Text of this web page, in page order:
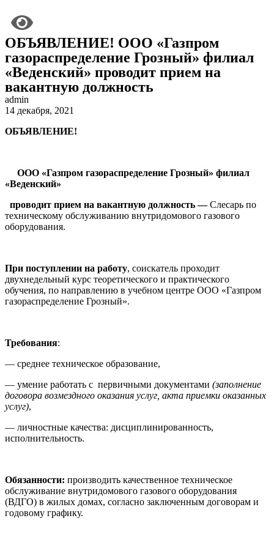
ОБЪЯВЛЕНИЕ! ООО «Газпром
газораспределение Грозный» филиал
«Веденский» проводит прием на
вакантную должность
admin
14 декабря, 2021
ОБЪЯВЛЕНИЕ!
ООО «Газпром газораспределение Грозный» филиал
«Веденский»
проводит прием на вакантную должность —Слесарь по
техническому обслуживанию внутридомового газового
оборудования.
При поступлении на работу, соискатель проходит
двухнедельный курс теоретического и практического
обучения, по направлению в учебном центре ООО «Газпром
газораспределение Грозный».
Требования:
— среднее техническое образование,
— умение работать с первичными документами (заполнение
договора возмездного оказания услуг, акта приемки оказанных
услуг),
— личностные качества: дисциплинированность,
исполнительность.
Обязанности: производить качественное техническое
обслуживание внутридомового газового оборудования
(ВДГО) в жилых домах, согласно заключенным договорам и
годовому графику.